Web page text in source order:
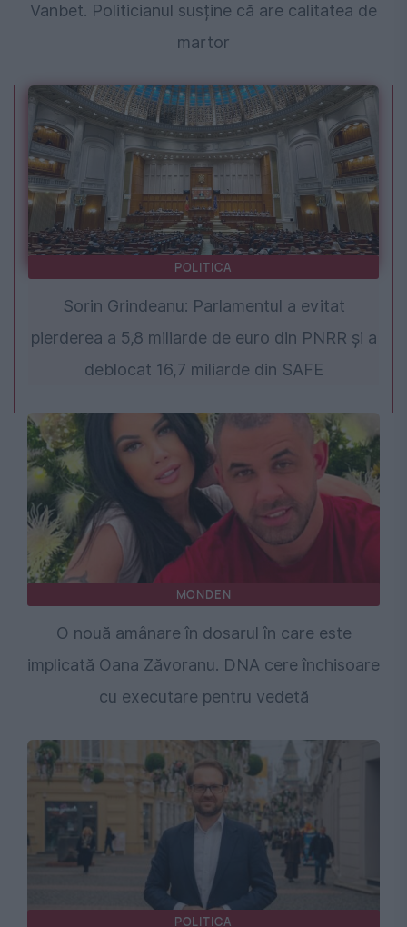
Vanbet. Politicianul susține că are calitatea de
martor
POLITICA
Sorin Grindeanu: Parlamentul a evitat
pierderea a 5,8 miliarde de euro din PNRR și a
deblocat 16,7 miliarde din SAFE
MONDEN
O nouă amânare în dosarul în care este
implicată Oana Zăvoranu. DNA cere închisoare
cu executare pentru vedetă
POLITICA